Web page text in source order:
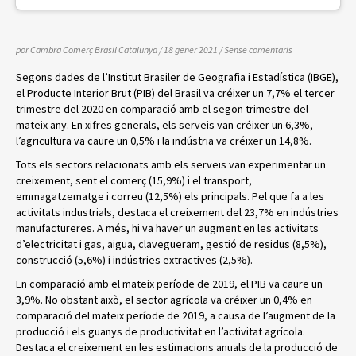
por Cambra Comerç Brasil Catalunya/ 18 gener 2021 /Sense comentaris
Segons dades de l’Institut Brasiler de Geografia i Estadística (IBGE),
el Producte Interior Brut (PIB) del Brasil va créixer un 7,7% el tercer
trimestre del 2020 en comparació amb el segon trimestre del
mateix any. En xifres generals, els serveis van créixer un 6,3%,
l’agricultura va caure un 0,5% i la indústria va créixer un 14,8%.
Tots els sectors relacionats amb els serveis van experimentar un
creixement, sent el comerç (15,9%) i el transport,
emmagatzematge i correu (12,5%) els principals. Pel que fa a les
activitats industrials, destaca el creixement del 23,7% en indústries
manufactureres. A més, hi va haver un augment en les activitats
d’electricitat i gas, aigua, clavegueram, gestió de residus (8,5%),
construcció (5,6%) i indústries extractives (2,5%).
En comparació amb el mateix període de 2019, el PIB va caure un
3,9%. No obstant això, el sector agrícola va créixer un 0,4% en
comparació del mateix període de 2019, a causa de l’augment de la
producció i els guanys de productivitat en l’activitat agrícola.
Destaca el creixement en les estimacions anuals de la producció de